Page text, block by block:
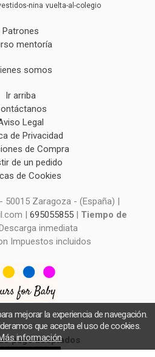
nina vuelta-al-colegio
Patrones
mentoría
somos
Ir arriba
Legal
de Privacidad
de Compra
de un pedido
de Cookies
Zaragoza - (España) |
| 695055855| Tiempo de
Descarga inmediata
Impuestos incluidos
pago aceptados
mejorar la experiencia de navegación.
que acepta el uso de cookies.
información